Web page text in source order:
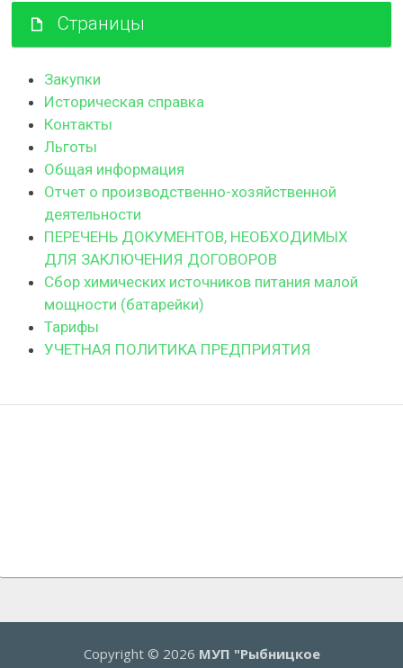
Страницы
Закупки
Историческая справка
Контакты
Льготы
Общая информация
Отчет о производственно-хозяйственной
деятельности
ПЕРЕЧЕНЬ ДОКУМЕНТОВ, НЕОБХОДИМЫХ
ДЛЯ ЗАКЛЮЧЕНИЯ ДОГОВОРОВ
Сбор химических источников питания малой
мощности (батарейки)
Тарифы
УЧЕТНАЯ ПОЛИТИКА ПРЕДПРИЯТИЯ
Copyright © 2026 МУП "Рыбницкое